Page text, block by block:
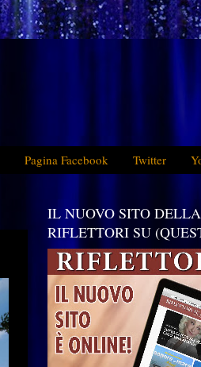
Pagina Facebook Twitter
IL NUOVO SITO
RIFLETTORI SU